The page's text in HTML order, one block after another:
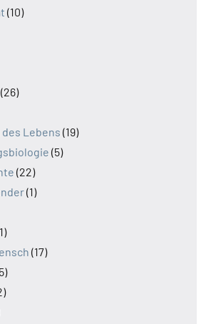
(10)
(26)
Lebens (19)
(5)
(22)
(1)
(17)